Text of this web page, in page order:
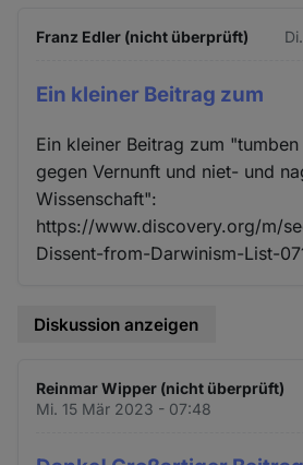
Franz Edler (nicht überprüft)
Ein kleiner Beitrag zum
Ein kleiner Beitrag zum
gegen Vernunft und niet- und
Wissenschaft":
https://www.discovery.org/m/
Dissent-from-Darwinism-List-
Diskussion anzeigen
Reinmar Wipper (nicht überprüft)
Mi. 15 Mär 2023 - 07:48